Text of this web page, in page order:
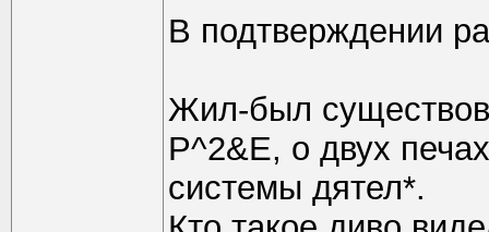
В подтверждении
Жил-был
P^2&E, о двух
системы дятел*.